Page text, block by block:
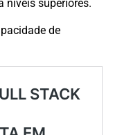
níveis superiores.
de